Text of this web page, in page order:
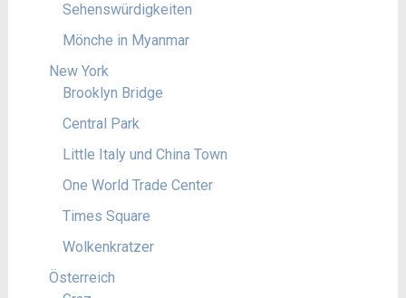
Sehenswürdigkeiten
Mönche in Myanmar
New York
Brooklyn Bridge
Central Park
Little Italy und China Town
One World Trade Center
Times Square
Wolkenkratzer
Österreich